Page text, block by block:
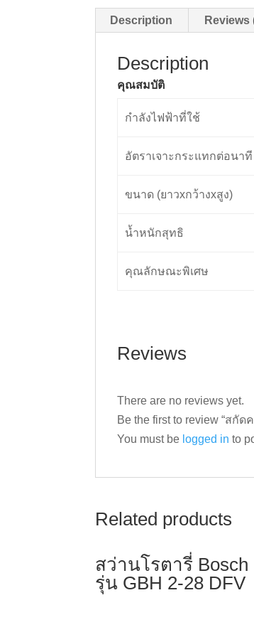
Description Reviews
Description
คุณสมบัติ
กำลังไฟฟ้าที่ใช้
อัตราเจาะกระแทกต่อนาที
ขนาด (ยาวxกว้างxสูง)
น้ำหนักสุทธิ
คุณลักษณะพิเศษ
Reviews
There are no reviews yet.
Be the first to review “สกัด
You must be logged in to
Related products
สว่านโรตารี่ Bosch
รุ่น GBH 2-28 DFV